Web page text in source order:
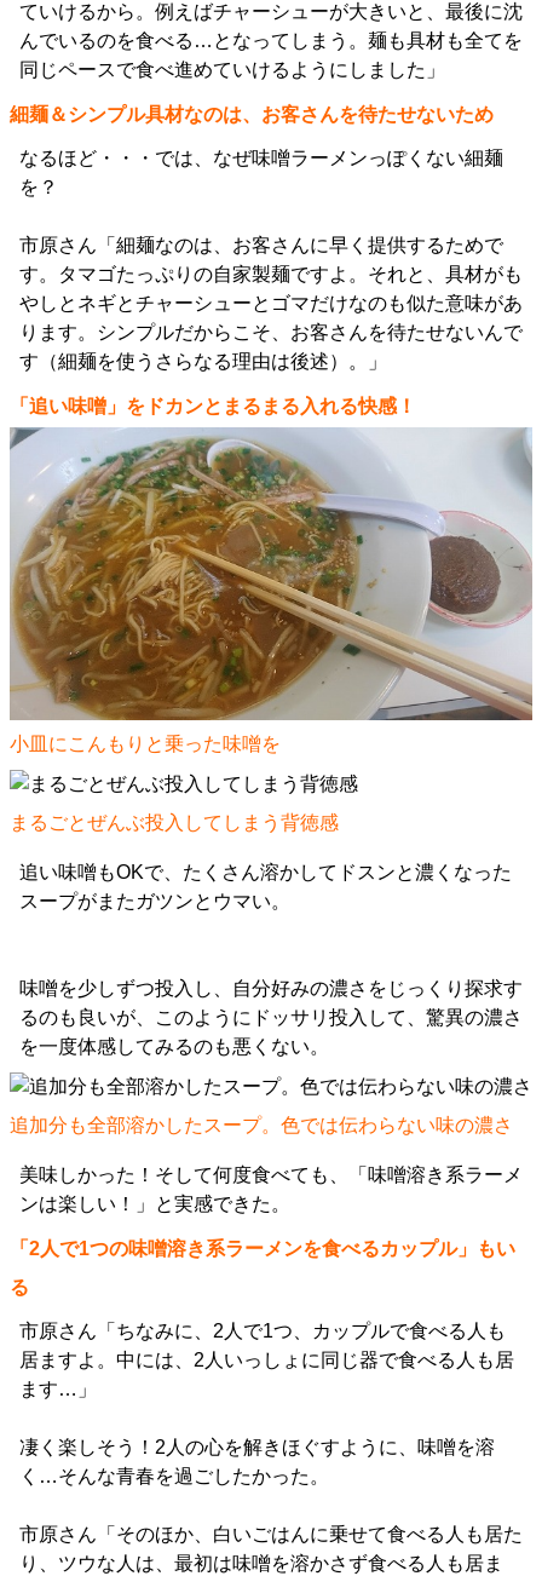
ていけるから。例えばチャーシューが大きいと、最後に沈
んでいるのを食べる…となってしまう。麺も具材も全てを
同じペースで食べ進めていけるようにしました」
細麺＆シンプル具材なのは、お客さんを待たせないため
なるほど・・・では、なぜ味噌ラーメンっぽくない細麺
を？
市原さん「細麺なのは、お客さんに早く提供するためで
す。タマゴたっぷりの自家製麺ですよ。それと、具材がも
やしとネギとチャーシューとゴマだけなのも似た意味があ
ります。シンプルだからこそ、お客さんを待たせないんで
す（細麺を使うさらなる理由は後述）。」
「追い味噌」をドカンとまるまる入れる快感！
小皿にこんもりと乗った味噌を
まるごとぜんぶ投入してしまう背徳感
追い味噌もOKで、たくさん溶かしてドスンと濃くなった
スープがまたガツンとウマい。
味噌を少しずつ投入し、自分好みの濃さをじっくり探求す
るのも良いが、このようにドッサリ投入して、驚異の濃さ
を一度体感してみるのも悪くない。
追加分も全部溶かしたスープ。色では伝わらない味の濃さ
美味しかった！そして何度食べても、「味噌溶き系ラーメ
ンは楽しい！」と実感できた。
「2人で1つの味噌溶き系ラーメンを食べるカップル」もい
る
市原さん「ちなみに、2人で1つ、カップルで食べる人も
居ますよ。中には、2人いっしょに同じ器で食べる人も居
ます…」
凄く楽しそう！2人の心を解きほぐすように、味噌を溶
く…そんな青春を過ごしたかった。
市原さん「そのほか、白いごはんに乗せて食べる人も居た
り、ツウな人は、最初は味噌を溶かさず食べる人も居ま